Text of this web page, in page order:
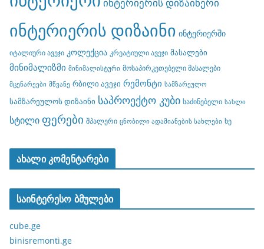
ინტერიერის დიზაინი ინტერიერში
იტალიური ავეჯი კოლექცია კრეატიული ავეჯი მასალები
მინიმალიზმი მინიმალისტური მოსაპირკეთებელი მასალები
მცენარეები მწვანე რბილი ავეჯი რემონტი სამზარეულო
სამზარეულოს დიზაინი საპროექტო კუბი საძინებელი სახლი
სტილი ფერები შპალერი ცნობილი ადამიანების სახლები ხე
ახალი კომენტარები
საინტერესო ბმულები
cube.ge
binisremonti.ge